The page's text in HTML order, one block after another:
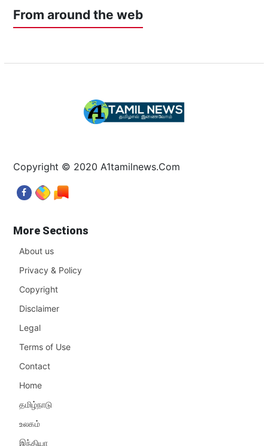
From around the web
Copyright © 2020 A1tamilnews.Com
More Sections
About us
Privacy & Policy
Copyright
Disclaimer
Legal
Terms of Use
Contact
Home
தமிழ்நாடு
உலகம்
இந்தியா